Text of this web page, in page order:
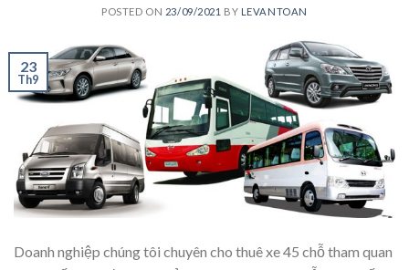
POSTED ON 23/09/2021 BY LEVANTOAN
23
Th9
Doanh nghiệp chúng tôi chuyên cho thuê xe 45 chỗ tham quan